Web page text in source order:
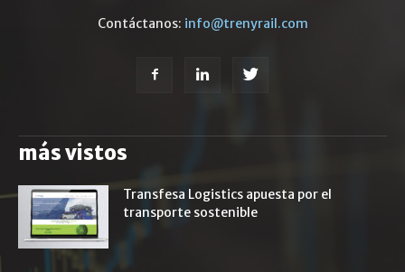
Contáctanos: info@trenyrail.com
más vistos
Transfesa Logistics apuesta por el
transporte sostenible